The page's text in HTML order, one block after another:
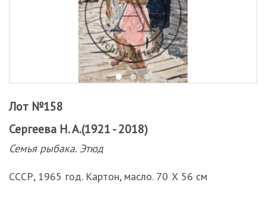
Лот №158
Сергеева Н. А.(1921 - 2018)
Семья рыбака. Этюд
СССР, 1965 год. Картон, масло. 70 Х 56 см